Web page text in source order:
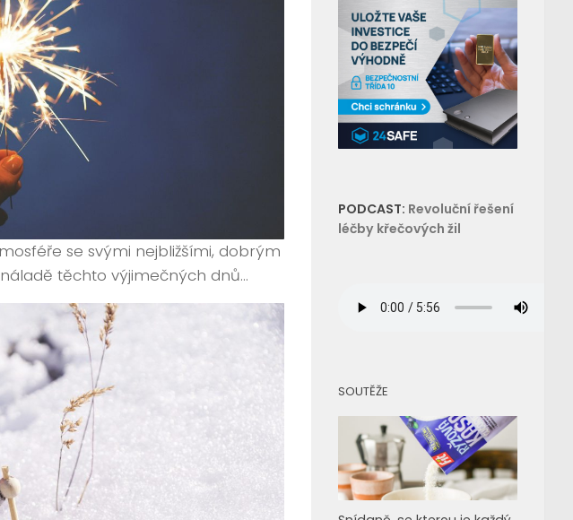
se svými nejbližšími, dobrým
těchto výjimečných dnů…
PODCAST: Revoluční řešení
léčby křečových žil
SOUTĚŽE